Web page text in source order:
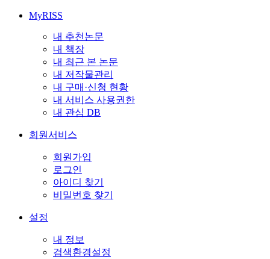
MyRISS
내 추천논문
내 책장
내 최근 본 논문
내 저작물관리
내 구매·신청 현황
내 서비스 사용권한
내 관심 DB
회원서비스
회원가입
로그인
아이디 찾기
비밀번호 찾기
설정
내 정보
검색환경설정